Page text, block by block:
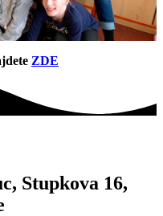
ZDE
Stupkova 16,